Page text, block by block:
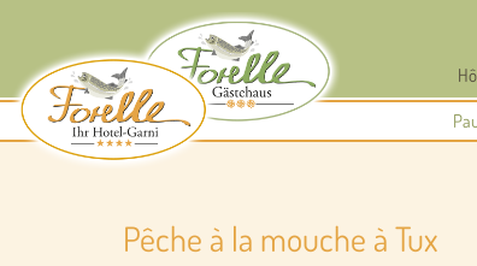
Pêche à la mouche à Tux